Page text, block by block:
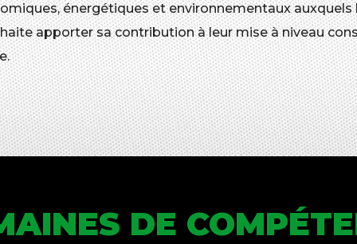
énergétiques et environnementaux
apporter sa contribution à leur mise à niveau
DE